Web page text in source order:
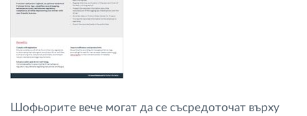
Управление на горивото
Планиране на маршрути и мониторинг
Шофьорите вече могат да се съсредоточат върху